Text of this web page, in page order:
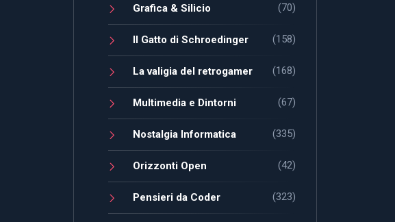
Grafica & Silicio (70)
Il Gatto di Schroedinger (158)
La valigia del retrogamer (168)
Multimedia e Dintorni (67)
Nostalgia Informatica (335)
Orizzonti Open (42)
Pensieri da Coder (323)